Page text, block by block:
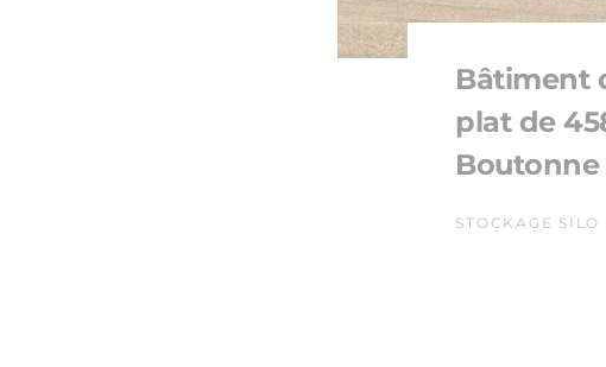
Bâtiment
plat de
Boutonne
STOCKAGE SILO